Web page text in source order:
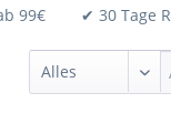
99€ ✔ 30